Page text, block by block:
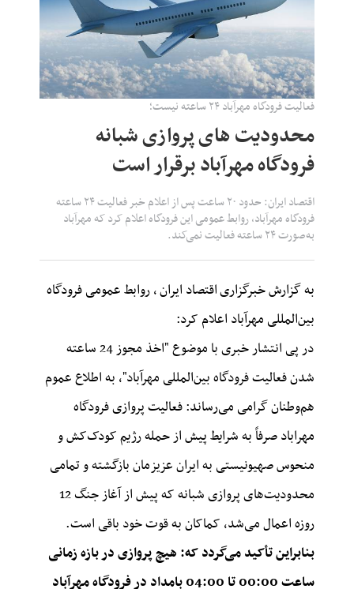
فعالیت فرودگاه مهرآباد ۲۴ ساعته نیست؛
محدودیت های پروازی شبانه
فرودگاه مهرآباد برقرار است
اقتصاد ایران: حدود ۲۰ ساعت پس از اعلام خبر فعالیت ۲۴ ساعته
فرودگاه مهرآباد، روابط عمومی این فرودگاه اعلام کرد که مهرآباد
به‌صورت ۲۴ ساعته فعالیت نمی‌کند.
به گزارش خبرگزاریاقتصاد ایران، روابط عمومی فرودگاه
بین‌المللی مهرآباد اعلام کرد:
در پی انتشار خبری با موضوع "اخذ مجوز 24 ساعته
شدن فعالیت فرودگاه بین‌المللی مهرآباد"، به اطلاع عموم
هم‌وطنان گرامی می‌رساند: فعالیت‌ پروازی فرودگاه
مهراباد صرفاً به شرایط پیش از حمله رژیم کودک‌کش و
منحوس صهیونیستی به ایران عزیزمان بازگشته و تمامی
محدودیت‌های پروازی شبانه که پیش از آغاز جنگ 12
روزه اعمال می‌شد، کماکان به قوت خود باقی است.
بنابراین تأکید می‌گردد که: هیچ پروازی در بازه زمانی
ساعت 00:00 تا 04:00 بامداد در فرودگاه مهرآباد